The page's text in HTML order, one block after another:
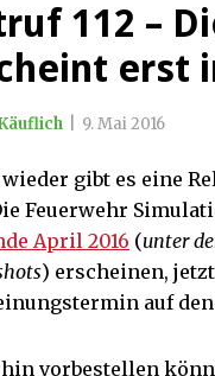
112 –
erst
9. Mai 2016
wieder gibt es eine
Feuerwehr
April 2016 (unter
) erscheinen,
auf den
vorbestellen